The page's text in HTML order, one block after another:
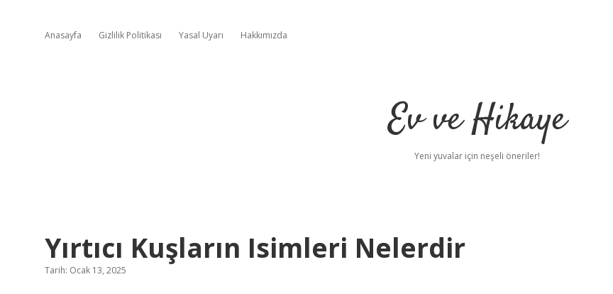
Anasayfa Gizlilik Politikası Yasal Uyarı Hakkımızda
Ev ve Hikaye
Yeni yuvalar için neşeli öneriler!
Yırtıcı Kuşların Isimleri Nelerdir
Tarih: Ocak 13, 2025